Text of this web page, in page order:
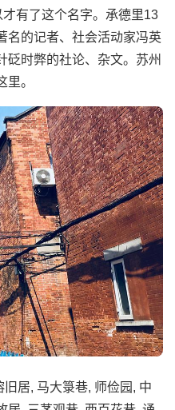
才有了这个名字。承德里13
名的记者、社会活动家冯英
砭时弊的社论、杂文。苏州
。
居, 马大箓巷, 师俭园, 中